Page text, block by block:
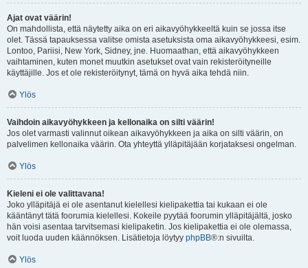
Ajat ovat väärin!
On mahdollista, että näytetty aika on eri aikavyöhykkeeltä kuin se jossa itse
olet. Tässä tapauksessa valitse omista asetuksista oma aikavyöhykkeesi, esim.
Lontoo, Pariisi, New York, Sidney, jne. Huomaathan, että aikavyöhykkeen
vaihtaminen, kuten monet muutkin asetukset ovat vain rekisteröityneille
käyttäjille. Jos et ole rekisteröitynyt, tämä on hyvä aika tehdä niin.
Ylös
Vaihdoin aikavyöhykkeen ja kellonaika on silti väärin!
Jos olet varmasti valinnut oikean aikavyöhykkeen ja aika on silti väärin, on
palvelimen kellonaika väärin. Ota yhteyttä ylläpitäjään korjataksesi ongelman.
Ylös
Kieleni ei ole valittavana!
Joko ylläpitäjä ei ole asentanut kielellesi kielipakettia tai kukaan ei ole
kääntänyt tätä foorumia kielellesi. Kokeile pyytää foorumin ylläpitäjältä, josko
hän voisi asentaa tarvitsemasi kielipaketin. Jos kielipakettia ei ole olemassa,
voit luoda uuden käännöksen. Lisätietoja löytyy phpBB®:n sivuilta.
Ylös